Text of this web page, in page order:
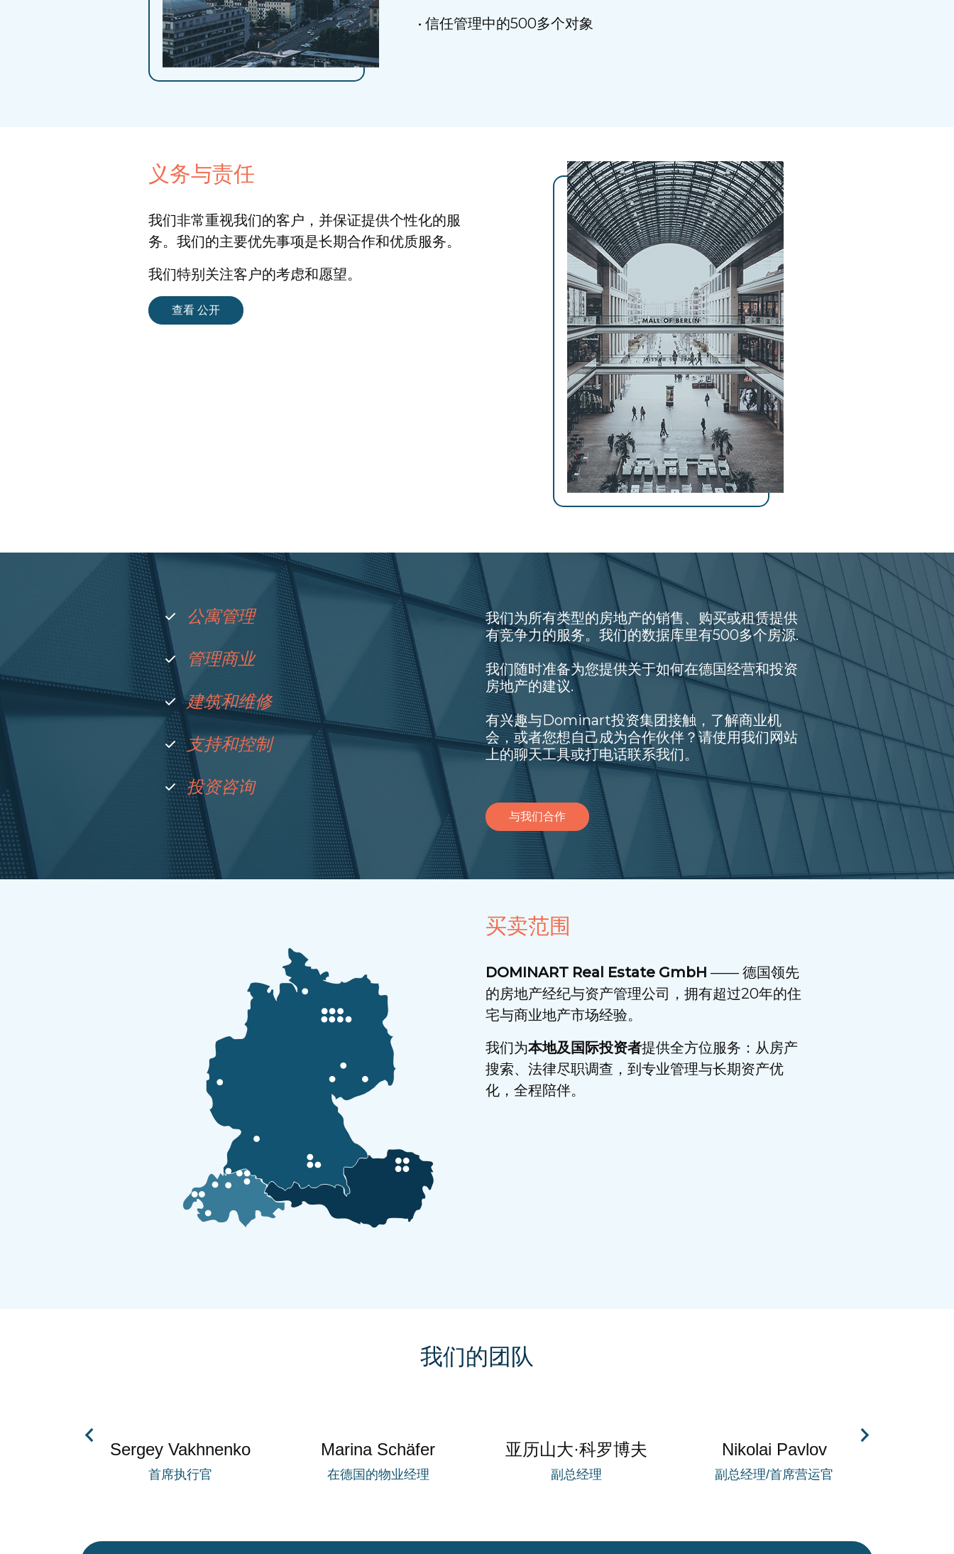
• 信任管理中的500多个对象
义务与责任
我们非常重视我们的客户，并保证提供个性化的服
务。我们的主要优先事项是长期合作和优质服务。
我们特别关注客户的考虑和愿望。
查看 公开
公寓管理
管理商业
建筑和维修
支持和控制
投资咨询
我们为所有类型的房地产的销售、购买或租赁提供
有竞争力的服务。我们的数据库里有500多个房源.
我们随时准备为您提供关于如何在德国经营和投资
房地产的建议.
有兴趣与Dominart投资集团接触，了解商业机
会，或者您想自己成为合作伙伴？请使用我们网站
上的聊天工具或打电话联系我们。
与我们合作
买卖范围
DOMINART Real Estate GmbH —— 德国领先
的房地产经纪与资产管理公司，拥有超过20年的住
宅与商业地产市场经验。
我们为本地及国际投资者提供全方位服务：从房产
搜索、法律尽职调查，到专业管理与长期资产优
化，全程陪伴。
我们的团队
Sergey Vakhnenko
首席执行官
Marina Schäfer
在德国的物业经理
亚历山大·科罗博夫
副总经理
Nikolai Pavlov
副总经理/首席营运官